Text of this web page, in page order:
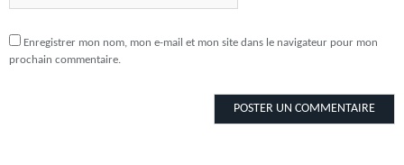
Enregistrer mon nom, mon e-mail et mon site dans le navigateur pour mon
prochain commentaire.